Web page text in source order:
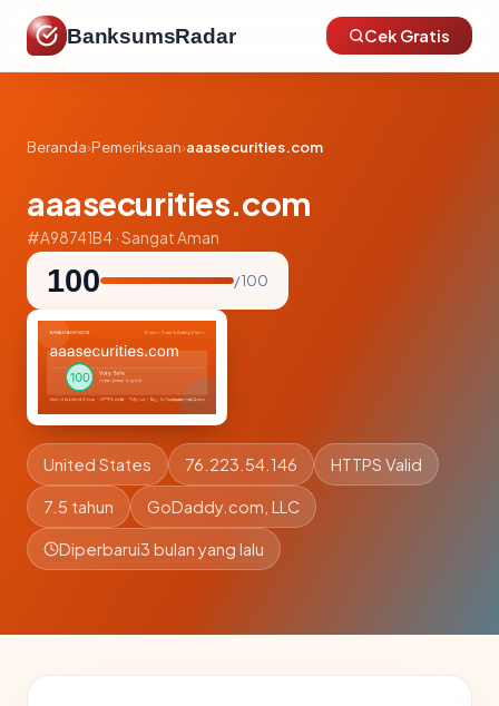
BanksumsRadar Cek Gratis
Beranda›Pemeriksaan›aaasecurities.com
aaasecurities.com
#A98741B4 · Sangat Aman
100 / 100
United States 76.223.54.146 HTTPS Valid
7.5 tahun GoDaddy.com, LLC
Diperbarui3 bulan yang lalu